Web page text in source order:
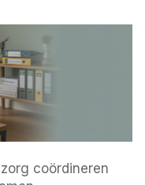
coördineren